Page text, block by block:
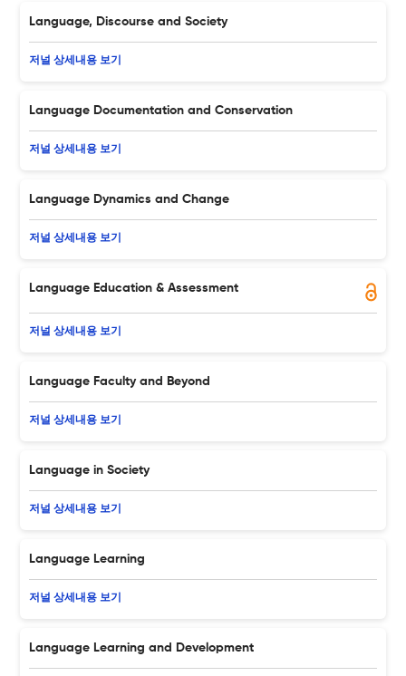
Language, Discourse and Society
저널 상세내용 보기
Language Documentation and Conservation
저널 상세내용 보기
Language Dynamics and Change
저널 상세내용 보기
Language Education & Assessment
저널 상세내용 보기
Language Faculty and Beyond
저널 상세내용 보기
Language in Society
저널 상세내용 보기
Language Learning
저널 상세내용 보기
Language Learning and Development